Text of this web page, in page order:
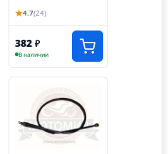
подходит на все
трициклы
★4.7(24)
382 ₽
В наличии